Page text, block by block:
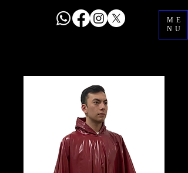
ME
NU